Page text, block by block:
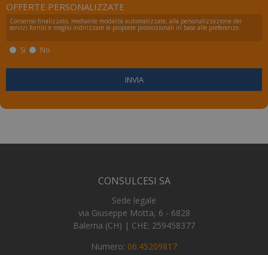
OFFERTE PERSONALIZZATE
Consenso finalizzato, mediante modalità automatizzate, alla personalizzazione dei
servizi forniti e meglio indirizzare le proposte promozionali in base alle preferenze.
Si No
CONSULCESI SA
Sede legale
via Giuseppe Motta, 6 - 6828
Balerna (CH) | CHE: 259458377
Numero: 06.45209817
aree protette del sito. Il sito web non è in grado di
funzionare correttamente senza questi cookie.
www.numerochiuso.info